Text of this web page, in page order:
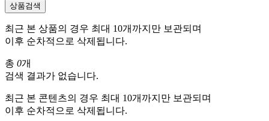
상품검색
최근 본 상품의 경우 최대 10개까지만 보관되며
이후 순차적으로 삭제됩니다.
총 0개
검색 결과가 없습니다.
최근 본 콘텐츠의 경우 최대 10개까지만 보관되며
이후 순차적으로 삭제됩니다.